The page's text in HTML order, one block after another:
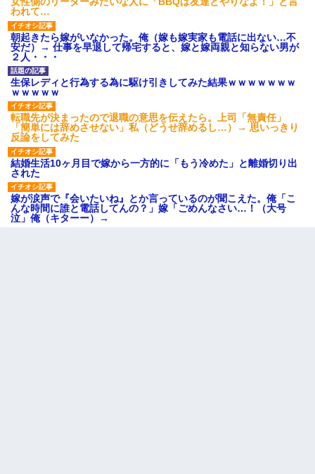
われて…
朝起きたら嫁がいなかった。俺（嫁も嫁実家も電話に出ない…不
安だ）→ 仕事を早退して帰宅すると、嫁と嫁両親と知らない男が
２人・・・
生保レディと行為する為に駆け引きしてみた結果ｗｗｗｗｗｗｗ
ｗｗｗｗｗ
転職先が決まったので退職の意思を伝えたら。上司「無責任」
「簡単には辞めさせない」私（どうせ辞めるし…）→ 思いっきり
反論をしてみた
結婚生活10ヶ月目で嫁から一方的に「もう冷めた」と離婚切り出
された
嫁が涙声で『会いたいね』とか言っているのが聞こえた。俺「こ
んな時間に誰と電話してんの？」嫁「ごめんなさい…！（大号
泣」俺（キターー）→